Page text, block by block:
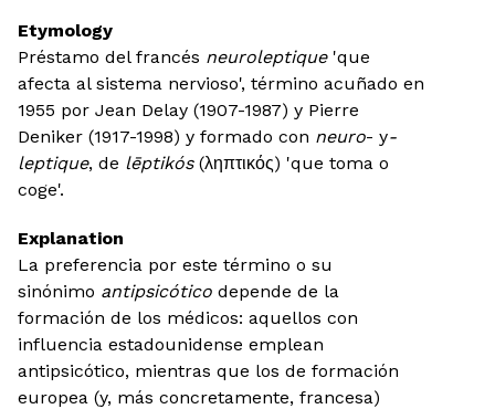
Etymology
Préstamo del francés neuroleptique'que
afecta al sistema nervioso', término acuñado en
1955 por Jean Delay (1907-1987) y Pierre
Deniker (1917-1998) y formado con neuro- y-
leptique, de lēptikós(ληπτικός) 'que toma o
coge'.
Explanation
La preferencia por este término o su
sinónimo antipsicótico depende de la
formación de los médicos: aquellos con
influencia estadounidense emplean
antipsicótico, mientras que los de formación
europea (y, más concretamente, francesa)